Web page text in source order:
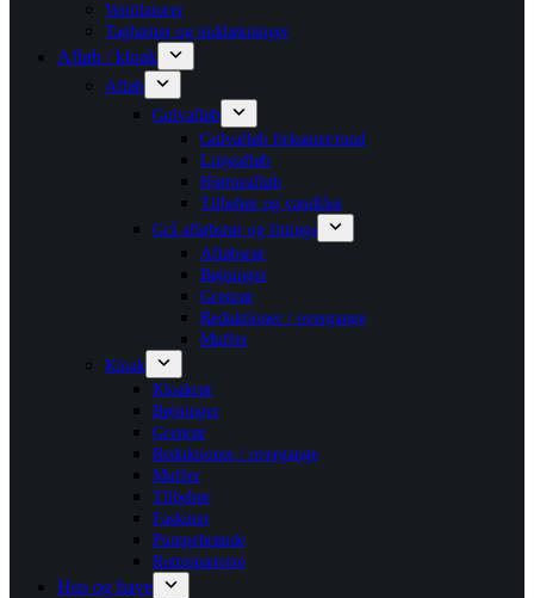
Ventilatorer
Taghætter og inddækninger
Afløb / kloak
Afløb
Gulvafløb
Gulvafløb firkantet/rund
Linjeafløb
Hjørneafløb
Tilbehør og vandlåse
Grå afløbsrør og fittings
Afløbsrør
Bøjninger
Grenrør
Reduktioner / overgange
Muffer
Kloak
Kloakrør
Bøjninger
Grenrør
Reduktioner / overgange
Muffer
Tilbehør
Faskiner
Pumpebrønde
Rottespærrere
Hus og have